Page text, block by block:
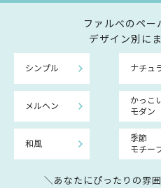
ファルべのペー
デザイン別に
シンプル ナチュ
メルヘン
かっこ
モダン
和風
季節
モチー
＼あなたにぴったりの雰